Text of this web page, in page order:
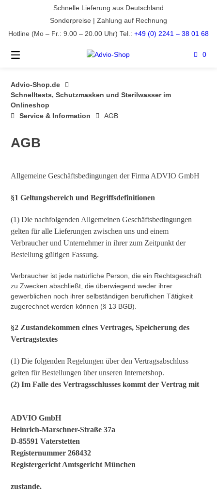
Schnelle Lieferung aus Deutschland
Sonderpreise | Zahlung auf Rechnung
Hotline (Mo – Fr.: 9.00 – 20.00 Uhr) Tel.: +49 (0) 2241 – 38 01 68
0
Advio-Shop.de
Schnelltests, Schutzmasken und Sterilwasser im
Onlineshop
Service & Information
AGB
AGB
Allgemeine Geschäftsbedingungen der Firma ADVIO GmbH
§1 Geltungsbereich und Begriffsdefinitionen
(1) Die nachfolgenden Allgemeinen Geschäftsbedingungen
gelten für alle Lieferungen zwischen uns und einem
Verbraucher und Unternehmer in ihrer zum Zeitpunkt der
Bestellung gültigen Fassung.
Verbraucher ist jede natürliche Person, die ein Rechtsgeschäft
zu Zwecken abschließt, die überwiegend weder ihrer
gewerblichen noch ihrer selbständigen beruflichen Tätigkeit
zugerechnet werden können (§ 13 BGB).
§2 Zustandekommen eines Vertrages, Speicherung des
Vertragstextes
(1) Die folgenden Regelungen über den Vertragsabschluss
gelten für Bestellungen über unseren Internetshop.
(2) Im Falle des Vertragsschlusses kommt der Vertrag mit
ADVIO GmbH
Heinrich-Marschner-Straße 37a
D-85591 Vaterstetten
Registernummer 268432
Registergericht Amtsgericht München
zustande.